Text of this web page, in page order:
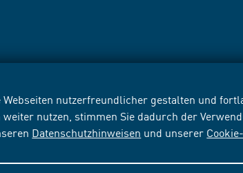
nutzerfreundlicher gestalten und
weiter nutzen, stimmen Sie dadurch der
Datenschutzhinweisen und unserer